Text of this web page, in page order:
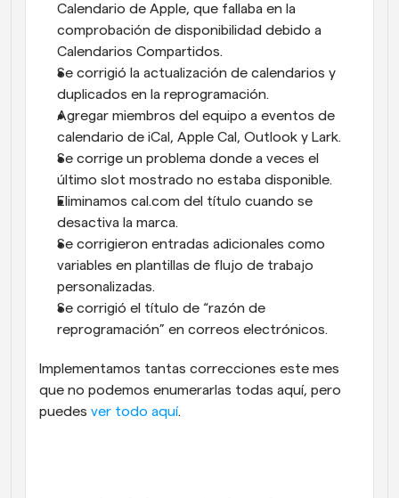
Calendario de Apple, que fallaba en la
comprobación de disponibilidad debido a
Calendarios Compartidos.
Se corrigió la actualización de calendarios y
duplicados en la reprogramación.
Agregar miembros del equipo a eventos de
calendario de iCal, Apple Cal, Outlook y Lark.
Se corrige un problema donde a veces el
último slot mostrado no estaba disponible.
Eliminamos cal.com del título cuando se
desactiva la marca.
Se corrigieron entradas adicionales como
variables en plantillas de flujo de trabajo
personalizadas.
Se corrigió el título de “razón de
reprogramación” en correos electrónicos.
Implementamos tantas correcciones este mes
que no podemos enumerarlas todas aquí, pero
puedes ver todo aquí.